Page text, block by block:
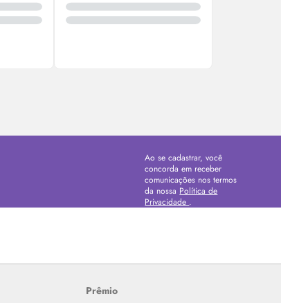
Ao se cadastrar, você
concorda em receber
comunicações nos termos
da nossa Política de
Privacidade .
Prêmio